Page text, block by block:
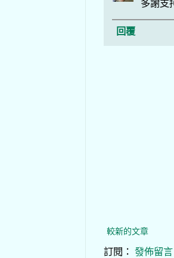
多謝支
回覆
較新的文章
訂閱： 發佈留